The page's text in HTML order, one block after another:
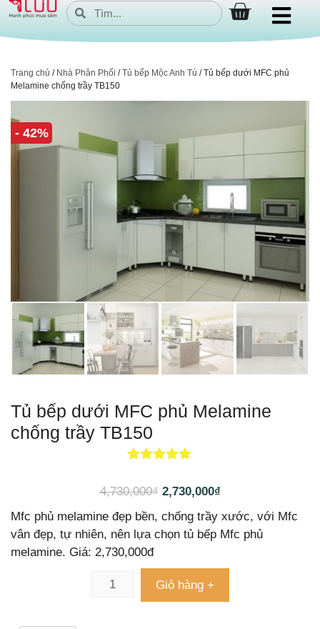
Trang chủ / Nhà Phân Phối /Tủ bếp Mộc Anh Tú / Tủ bếp dưới MFC phủ
Melamine chống trầy TB150
- 42%
Tủ bếp dưới MFC phủ Melamine
chống trầy TB150
đánh giá
4,730,000₫ 2,730,000₫
Mfc phủ melamine đẹp bền, chống trầy xước, với Mfc
vân đẹp, tự nhiên, nên lựa chọn tủ bếp Mfc phủ
melamine. Giá: 2,730,000đ
Giỏ hàng +